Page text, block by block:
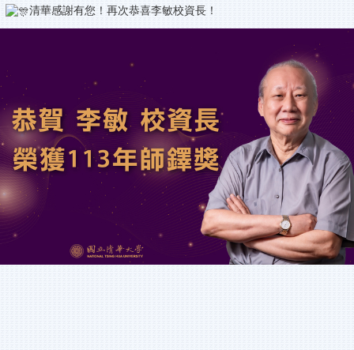
清華感謝有您！再次恭喜李敏校資長！